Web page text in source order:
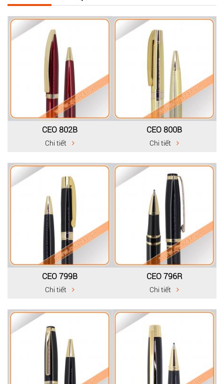
CEO 802B
Chi tiết
CEO 800B
Chi tiết
CEO 799B
Chi tiết
CEO 796R
Chi tiết